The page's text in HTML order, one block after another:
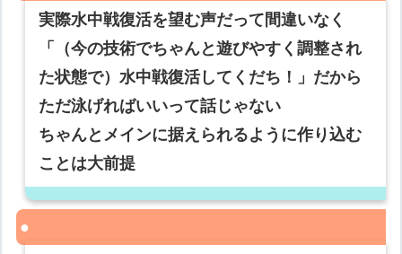
実際水中戦復活を望む声だって間違いなく
「（今の技術でちゃんと遊びやすく調整され
た状態で）水中戦復活してくだち！」だから
ただ泳げればいいって話じゃない
ちゃんとメインに据えられるように作り込む
ことは大前提